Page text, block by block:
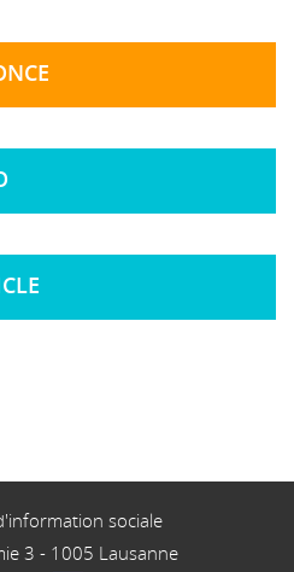
sociale
3 - 1005 Lausanne